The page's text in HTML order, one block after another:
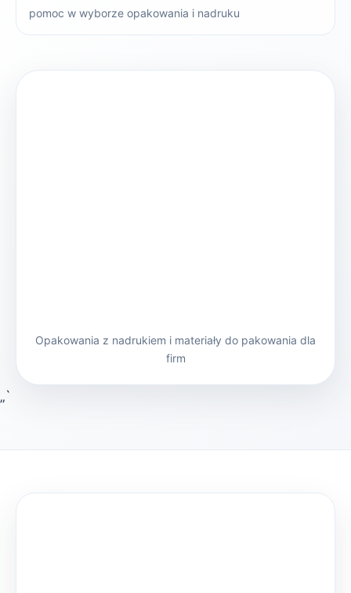
pomoc w wyborze opakowania i nadruku
Opakowania z nadrukiem i materiały do pakowania dla
firm
„`